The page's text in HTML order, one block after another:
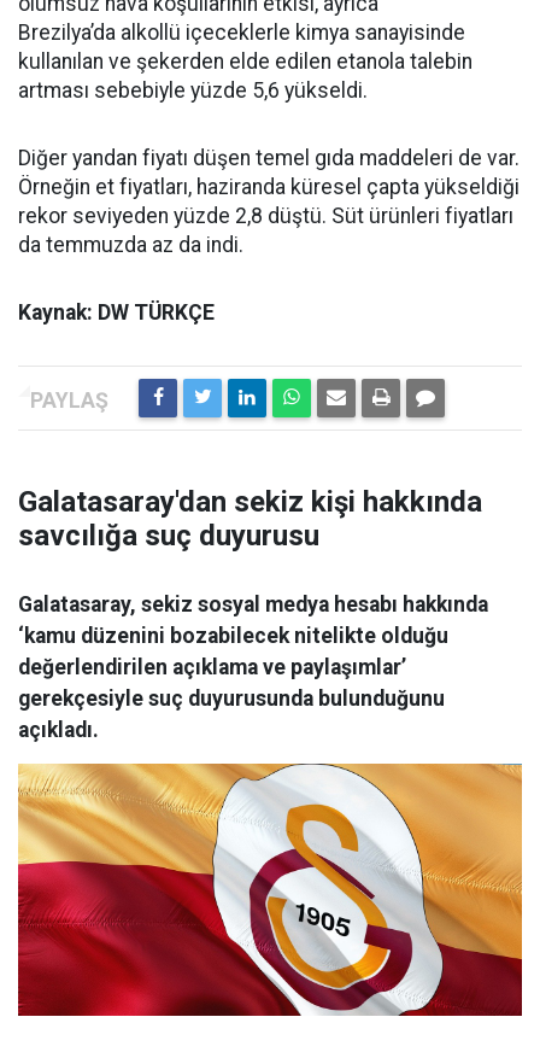
Brezilya’da alkollü içeceklerle kimya sanayisinde
kullanılan ve şekerden elde edilen etanola talebin
artması sebebiyle yüzde 5,6 yükseldi.
Diğer yandan fiyatı düşen temel gıda maddeleri de var.
Örneğin et fiyatları, haziranda küresel çapta yükseldiği
rekor seviyeden yüzde 2,8 düştü. Süt ürünleri fiyatları
da temmuzda az da indi.
Kaynak: DW TÜRKÇE
Galatasaray'dan sekiz kişi hakkında
savcılığa suç duyurusu
Galatasaray, sekiz sosyal medya hesabı hakkında
‘kamu düzenini bozabilecek nitelikte olduğu
değerlendirilen açıklama ve paylaşımlar’
gerekçesiyle suç duyurusunda bulunduğunu
açıkladı.